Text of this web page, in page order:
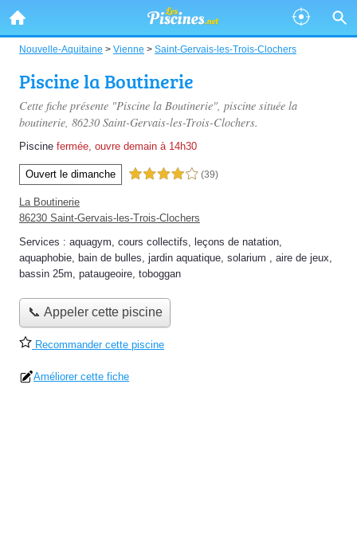
Nouvelle-Aquitaine > Vienne > Saint-Gervais-les-Trois-Clochers
Piscine la Boutinerie
Cette fiche présente "Piscine la Boutinerie", piscine située la
boutinerie, 86230 Saint-Gervais-les-Trois-Clochers.
Piscine fermée, ouvre demain à 14h30
Ouvert le dimanche 4,0 étoiles sur 5 (39)
La Boutinerie
86230 Saint-Gervais-les-Trois-Clochers
Services : aquagym, cours collectifs, leçons de natation,
aquaphobie, bain de bulles, jardin aquatique, solarium , aire de jeux,
bassin 25m, pataugeoire, toboggan
📞 Appeler cette piscine
Recommander cette piscine
Améliorer cette fiche